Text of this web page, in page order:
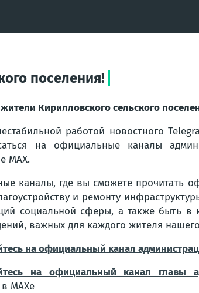
поселения!
Кирилловского сельского
работой новостного
на официальные каналы
МАХ.
каналы, где вы сможете прочитать
и ремонту
социальной сферы, а также быть в
важных для каждого жителя
на официальный канал
на официальный канал главы
в МАХе